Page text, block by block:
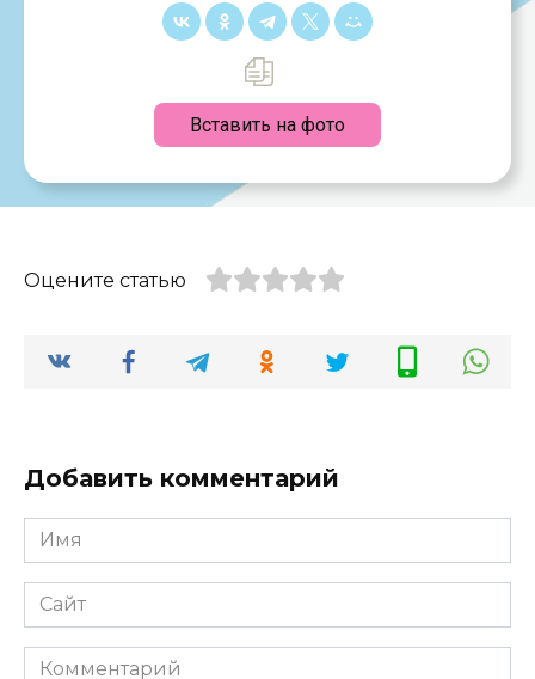
Вставить на фото
Оцените статью
Добавить комментарий
Имя
*
Сайт
Комментарий